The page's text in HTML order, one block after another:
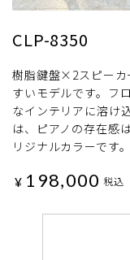
CLP-8350
樹脂鍵盤×2スピーカ
すいモデルです。フ
なインテリアに溶け
は、ピアノの存在感
リジナルカラーです。
¥ 198,000 税込